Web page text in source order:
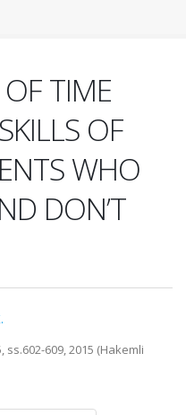
TIME
OF
WHO
DON’T
609, 2015 (Hakemli